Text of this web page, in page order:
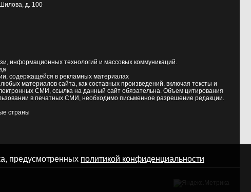
д. 100
информационных технологий и массовых коммуникаций.
содержащейся в рекламных материалах
материалов сайта, как составных произведений, включая тексты и
СМИ, ссылка на данный сайт обязательна. Объем цитирования
в печатных СМИ, необходимо письменное разрешение редакции.
страны
предусмотренных политикой конфиденциальности